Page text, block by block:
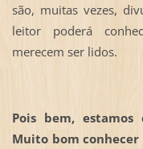
são, muitas vezes,
leitor poderá
merecem ser lidos.
Pois bem,
Muito bom